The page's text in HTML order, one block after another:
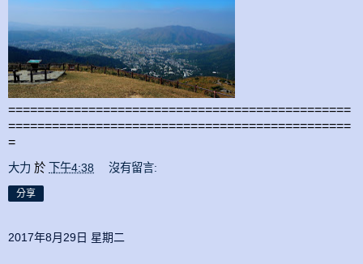
===============================================
===============================================
=
大力 於 下午4:38 沒有留言:
分享
2017年8月29日 星期二